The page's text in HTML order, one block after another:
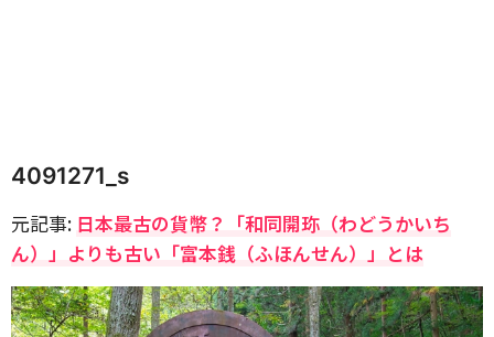
4091271_s
元記事: 日本最古の貨幣？「和同開珎（わどうかいち
ん）」よりも古い「富本銭（ふほんせん）」とは